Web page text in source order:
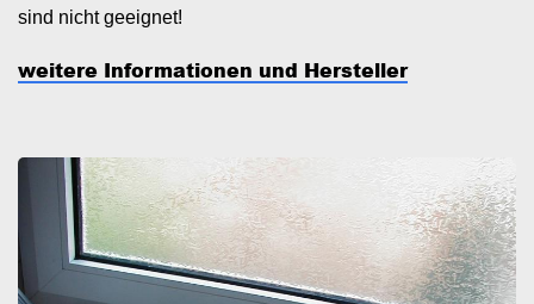
sind nicht geeignet!
weitere Informationen und Hersteller
Image